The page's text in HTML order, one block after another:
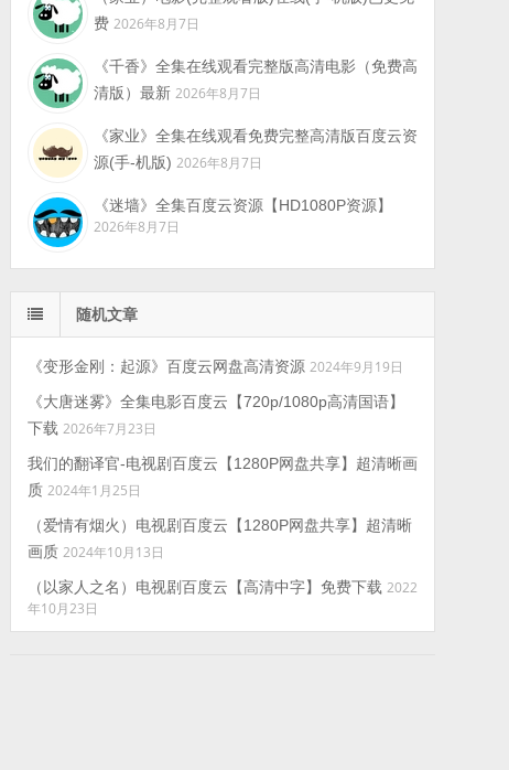
费 2026年8月7日
《千香》全集在线观看完整版高清电影（免费高
清版）最新 2026年8月7日
《家业》全集在线观看免费完整高清版百度云资
源(手-机版) 2026年8月7日
《迷墙》全集百度云资源【HD1080P资源】
2026年8月7日
随机文章
《变形金刚：起源》百度云网盘高清资源 2024年9月19日
《大唐迷雾》全集电影百度云【720p/1080p高清国语】
下载 2026年7月23日
我们的翻译官-电视剧百度云【1280P网盘共享】超清晰画
质 2024年1月25日
（爱情有烟火）电视剧百度云【1280P网盘共享】超清晰
画质 2024年10月13日
（以家人之名）电视剧百度云【高清中字】免费下载 2022
年10月23日